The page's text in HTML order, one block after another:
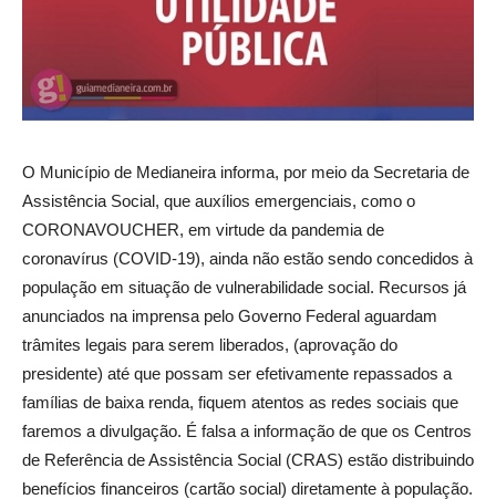
O Município de Medianeira informa, por meio da Secretaria de
Assistência Social, que auxílios emergenciais, como o
CORONAVOUCHER, em virtude da pandemia de
coronavírus (COVID-19), ainda não estão sendo concedidos à
população em situação de vulnerabilidade social. Recursos já
anunciados na imprensa pelo Governo Federal aguardam
trâmites legais para serem liberados, (aprovação do
presidente) até que possam ser efetivamente repassados a
famílias de baixa renda, fiquem atentos as redes sociais que
faremos a divulgação. É falsa a informação de que os Centros
de Referência de Assistência Social (CRAS) estão distribuindo
benefícios financeiros (cartão social) diretamente à população.